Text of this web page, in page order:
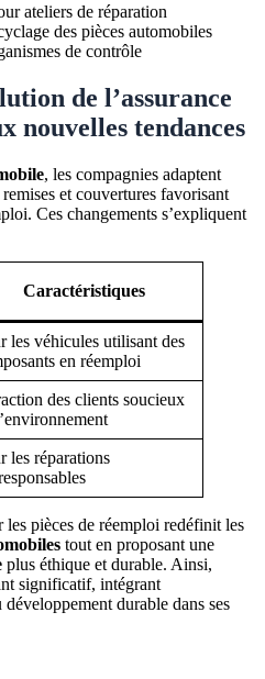
ateliers de réparation
des pièces automobiles
de contrôle
de l’assurance
nouvelles tendances
, les compagnies adaptent
et couvertures favorisant
Ces changements s’expliquent
Caractéristiques
les véhicules utilisant des
en réemploi
des clients soucieux
les réparations
les pièces de réemploi redéfinit les
tout en proposant une
plus éthique et durable. Ainsi,
significatif, intégrant
durable dans ses